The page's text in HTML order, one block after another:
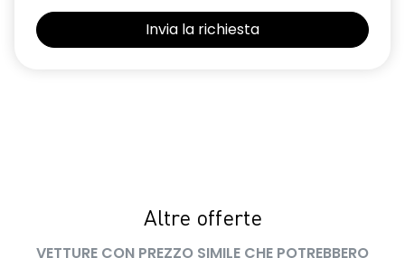
anteriore passeggero regolabile in altezza
Altre offerte
VETTURE CON PREZZO SIMILE CHE POTREBBERO